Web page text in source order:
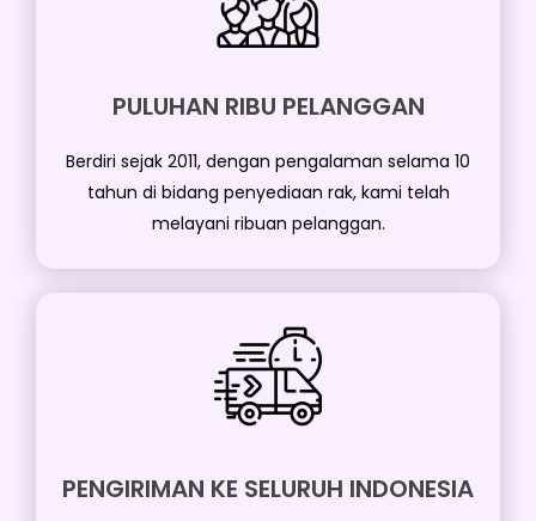
PULUHAN RIBU PELANGGAN
Berdiri sejak 2011, dengan pengalaman selama 10
tahun di bidang penyediaan rak, kami telah
melayani ribuan pelanggan.
PENGIRIMAN KE SELURUH INDONESIA